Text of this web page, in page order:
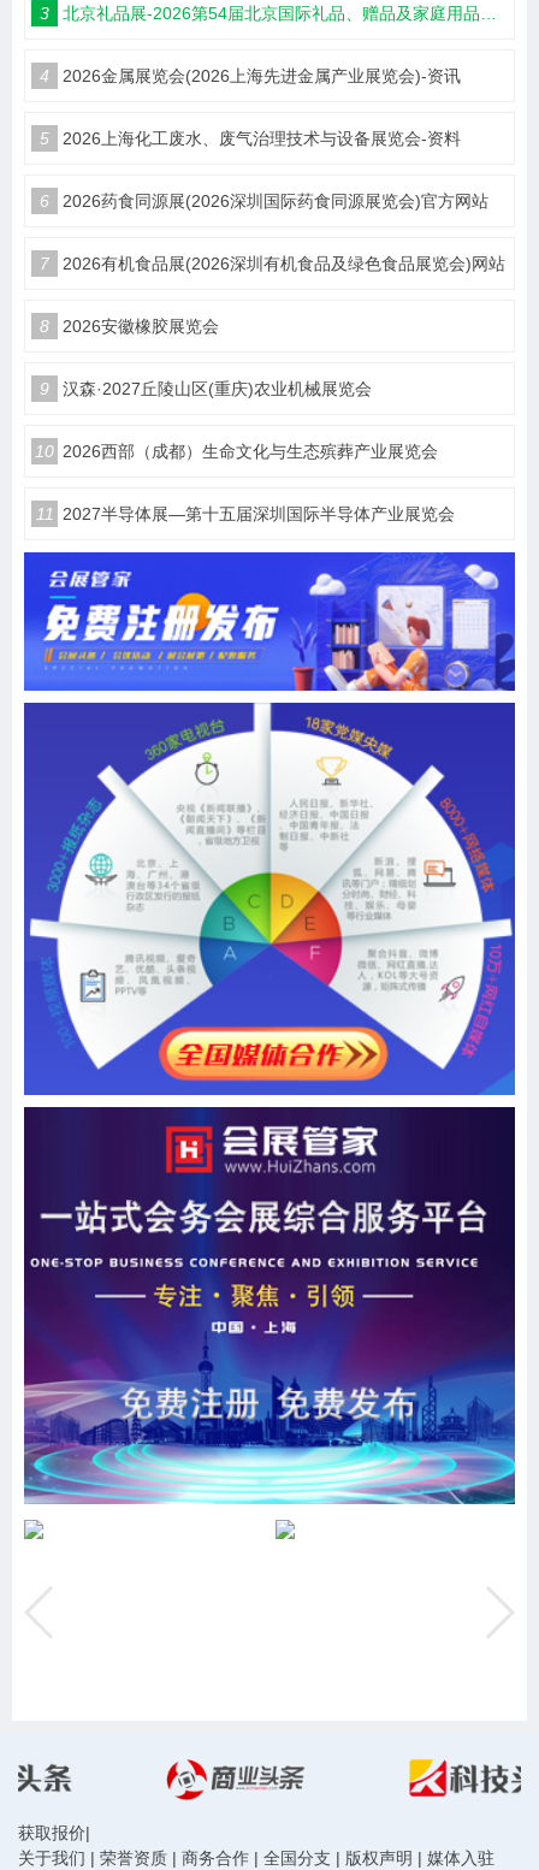
3 北京礼品展-2026第54届北京国际礼品、赠品及家庭用品展览会
4 2026金属展览会(2026上海先进金属产业展览会)-资讯
5 2026上海化工废水、废气治理技术与设备展览会-资料
6 2026药食同源展(2026深圳国际药食同源展览会)官方网站
7 2026有机食品展(2026深圳有机食品及绿色食品展览会)网站
8 2026安徽橡胶展览会
9 汉森·2027丘陵山区(重庆)农业机械展览会
10 2026西部（成都）生命文化与生态殡葬产业展览会
11 2027半导体展—第十五届深圳国际半导体产业展览会
获取报价|
关于我们 | 荣誉资质 | 商务合作 | 全国分支 | 版权声明 | 媒体入驻